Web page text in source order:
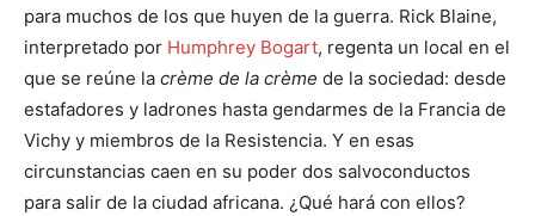
para muchos de los que huyen de la guerra. Rick Blaine,
interpretado por Humphrey Bogart, regenta un local en el
que se reúne la crème de la crème de la sociedad: desde
estafadores y ladrones hasta gendarmes de la Francia de
Vichy y miembros de la Resistencia. Y en esas
circunstancias caen en su poder dos salvoconductos
para salir de la ciudad africana. ¿Qué hará con ellos?